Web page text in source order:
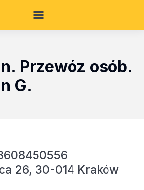
Przewóz osób.
G.
26, 30-014 Kraków